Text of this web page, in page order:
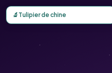
Carte d'observation du
🔬 Tulipier de chine